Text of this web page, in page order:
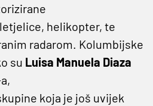
helikopter, te
radarom. Kolumbijske
su Luisa Manuela Diaza
koja je još uvijek